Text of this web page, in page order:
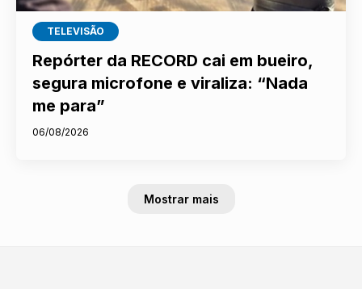
TELEVISÃO
Repórter da RECORD cai em bueiro,
segura microfone e viraliza: “Nada
me para”
06/08/2026
Mostrar mais